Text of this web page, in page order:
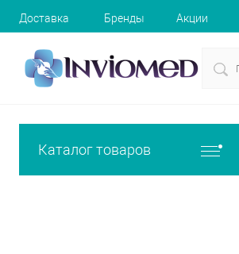
Доставка Бренды Акции
Каталог товаров